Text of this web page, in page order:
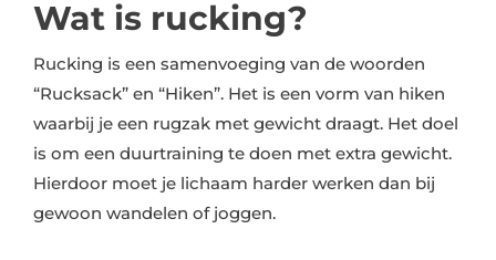
Wat is rucking?
Rucking is een samenvoeging van de woorden
“Rucksack” en “Hiken”. Het is een vorm van hiken
waarbij je een rugzak met gewicht draagt. Het doel
is om een duurtraining te doen met extra gewicht.
Hierdoor moet je lichaam harder werken dan bij
gewoon wandelen of joggen.